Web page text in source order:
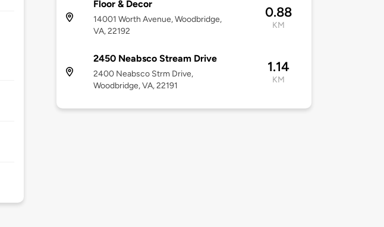
Floor & Decor
14001 Worth Avenue, Woodbridge,
VA, 22192
0.88
KM
2450 Neabsco Stream Drive
2400 Neabsco Strm Drive,
Woodbridge, VA, 22191
1.14
KM